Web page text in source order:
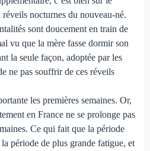
nocturnes du nouveau-né.
sont doucement en train de
vu que la mère fasse dormir son
la seule façon, adoptée par les
ne pas souffrir de ces réveils
les premières semaines. Or,
en France ne se prolonge pas
Ce qui fait que la période
période de plus grande fatigue, et